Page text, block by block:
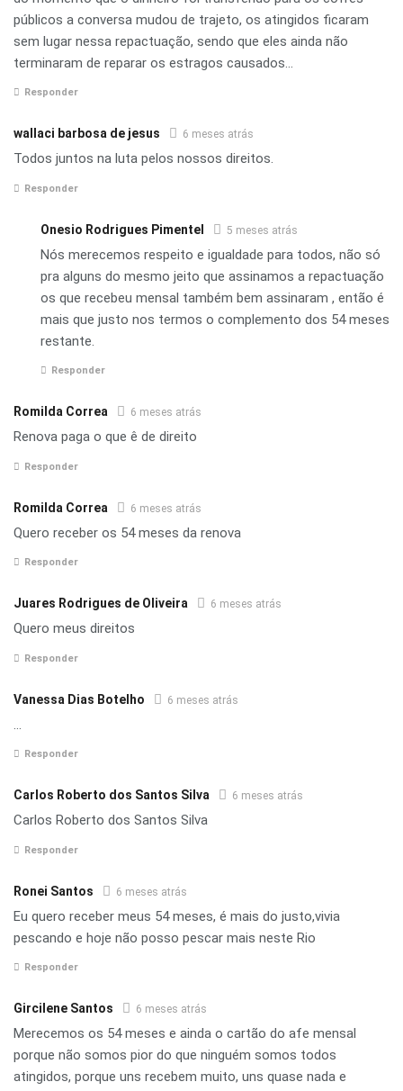
públicos a conversa mudou de trajeto, os atingidos ficaram
sem lugar nessa repactuação, sendo que eles ainda não
terminaram de reparar os estragos causados…
Responder
wallaci barbosa de jesus 6 meses atrás
Todos juntos na luta pelos nossos direitos.
Responder
Onesio Rodrigues Pimentel 5 meses atrás
Nós merecemos respeito e igualdade para todos, não só
pra alguns do mesmo jeito que assinamos a repactuação
os que recebeu mensal também bem assinaram , então é
mais que justo nos termos o complemento dos 54 meses
restante.
Responder
Romilda Correa 6 meses atrás
Renova paga o que ê de direito
Responder
Romilda Correa 6 meses atrás
Quero receber os 54 meses da renova
Responder
Juares Rodrigues de Oliveira 6 meses atrás
Quero meus direitos
Responder
Vanessa Dias Botelho 6 meses atrás
…
Responder
Carlos Roberto dos Santos Silva 6 meses atrás
Carlos Roberto dos Santos Silva
Responder
Ronei Santos 6 meses atrás
Eu quero receber meus 54 meses, é mais do justo,vivia
pescando e hoje não posso pescar mais neste Rio
Responder
Gircilene Santos 6 meses atrás
Merecemos os 54 meses e ainda o cartão do afe mensal
porque não somos pior do que ninguém somos todos
atingidos, porque uns recebem muito, uns quase nada e